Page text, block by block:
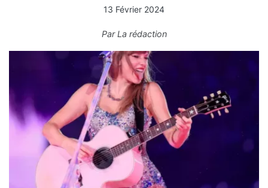
13 Février 2024
ParLa rédaction